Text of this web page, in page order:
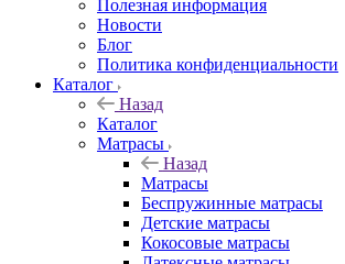
Полезная информация
Новости
Блог
Политика конфиденциальности
Каталог
Назад
Каталог
Матрасы
Назад
Матрасы
Беспружинные матрасы
Детские матрасы
Кокосовые матрасы